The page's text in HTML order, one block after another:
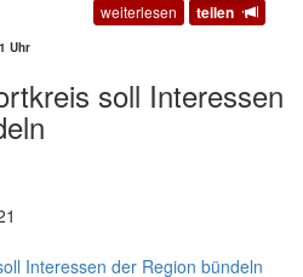
weiterlesen teilen
Uhr
soll Interessen